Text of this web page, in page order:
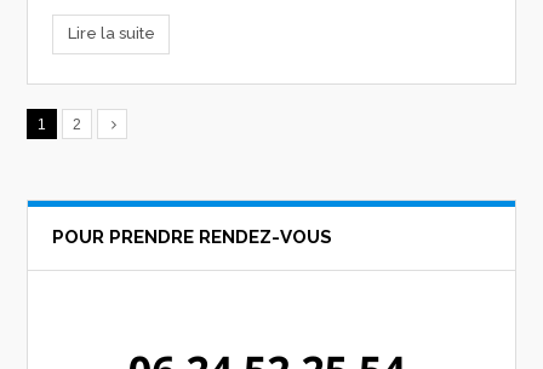
Lire la suite
1 2
POUR PRENDRE RENDEZ-VOUS